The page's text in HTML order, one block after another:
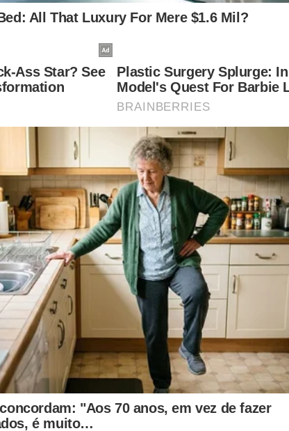
a mensagem de aprendizado
em outro ponto: o baobá tem tronco massivo,
respeito diante do que excede o indivíduo.
grande demais para um só